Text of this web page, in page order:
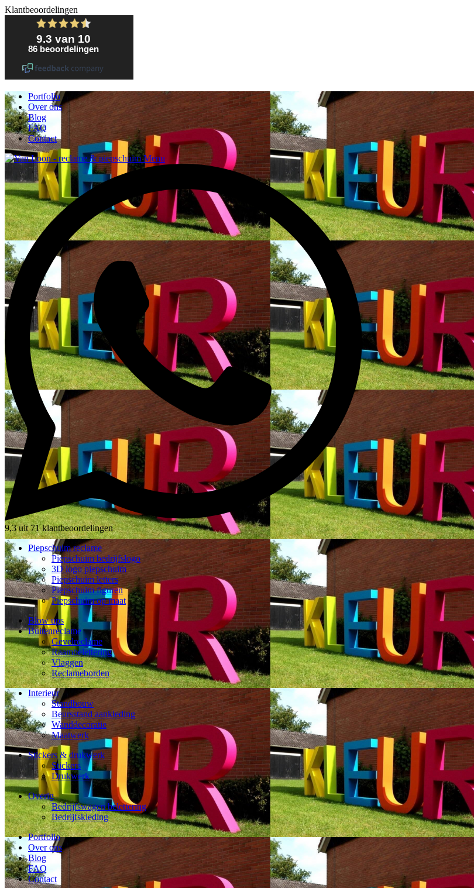
Klantbeoordelingen
Portfolio
Over ons
Blog
FAQ
Contact
Menu
9,3 uit 71 klantbeoordelingen
Piepschuim reclame
Piepschuim bedrijfslogo
3D logo piepschuim
Piepschuim letters
Piepschuim figuren
Piepschuim op maat
Blow ups
Buitenreclame
Gevelreclame
Raambelettering
Vlaggen
Reclameborden
Interieur
Standbouw
Beursstand aankleding
Wanddecoratie
Maatwerk
Stickers & drukwerk
Stickers
Drukwerk
Overig
Bedrijfswagen belettering
Bedrijfskleding
Portfolio
Over ons
Blog
FAQ
Contact